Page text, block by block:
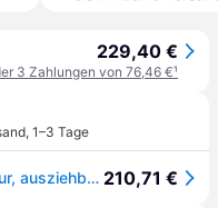
229,40 €
3 Zahlungen von 76,46 €¹
, 1–3 Tage
hansgrohe Talis M54 Küchenarmatur, ausziehbar, schwenkbar, 72808670, 210,71 €